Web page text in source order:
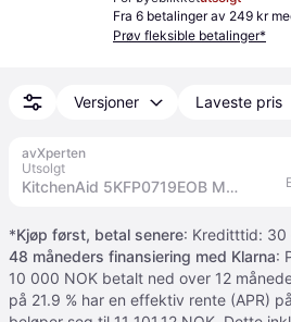
Fra 6 betalinger av 249 kr
Prøv fleksible betalinger*
Versjoner Laveste pris
avXperten
Utsolgt
KitchenAid 5KFP0719EOB Matprosessor 250W (1,7 liter) Onyx Svart
*Kjøp først, betal senere: Kreditttid: 30
48 måneders finansiering med Klarna:
10 000 NOK betalt ned over 12
på 21.9 % har en effektiv rente (APR)